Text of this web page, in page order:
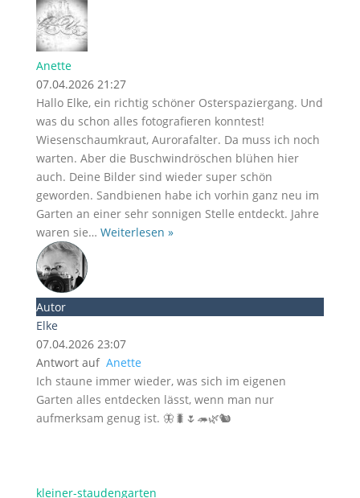
Anette
07.04.2026 21:27
Hallo Elke, ein richtig schöner Osterspaziergang. Und
was du schon alles fotografieren konntest!
Wiesenschaumkraut, Aurorafalter. Da muss ich noch
warten. Aber die Buschwindröschen blühen hier
auch. Deine Bilder sind wieder super schön
geworden. Sandbienen habe ich vorhin ganz neu im
Garten an einer sehr sonnigen Stelle entdeckt. Jahre
waren sie… Weiterlesen »
Autor
Elke
07.04.2026 23:07
Antwort auf Anette
Ich staune immer wieder, was sich im eigenen
Garten alles entdecken lässt, wenn man nur
aufmerksam genug ist. 🦋🐛🌷🦔🌿🐿️
kleiner-staudengarten